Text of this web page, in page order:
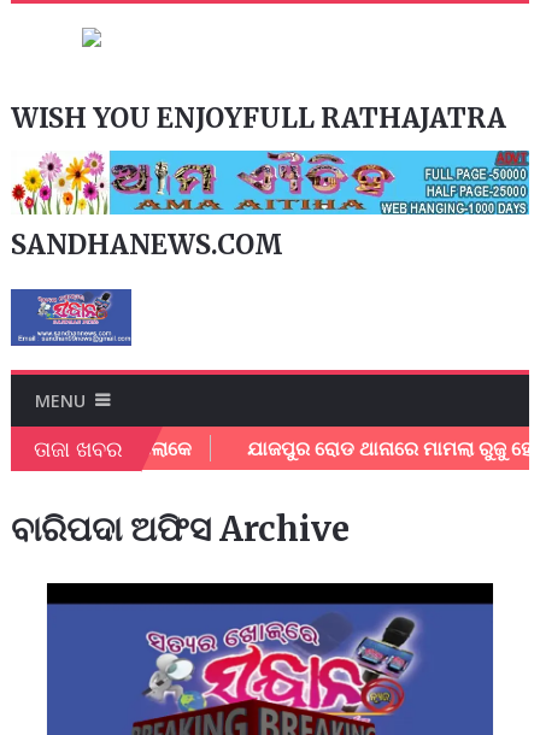
WISH YOU ENJOYFULL RATHAJATRA
SANDHANEWS.COM
MENU
ତାଜା ଖବର
ପରିବାର ଲୋକେ ଯାଜପୁର ରୋଡ ଥାନାରେ ମାମଲା ରୁଜୁ ହେଲା
ବାରିପଦା ଅଫିସ Archive